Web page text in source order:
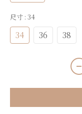
尺寸 : 34
34 36 38